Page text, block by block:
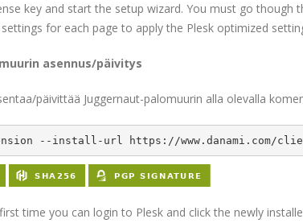
key and start the setup wizard. You must go
for each page to apply the Plesk optimized
asennus/päivitys
päivittää Juggernaut-palomuurin alla olevalla
--install-url https://www.danami.com/
time you can login to Plesk and click the newly